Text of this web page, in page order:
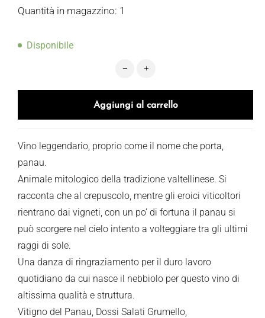
Quantità in magazzino: 1
Disponibile
RETICA PANAU 2019 quantità
Aggiungi al carrello
Vino leggendario, proprio come il nome che porta,
panau.
Animale mitologico della tradizione valtellinese. Si
racconta che al crepuscolo, mentre gli eroici viticoltori
rientrano dai vigneti, con un po’ di fortuna il panau si
può scorgere nel cielo intento a volteggiare tra gli ultimi
raggi di sole.
Una danza di ringraziamento per il duro lavoro
quotidiano da cui nasce il nebbiolo per questo vino di
altissima qualità e struttura.
Vitigno del Panau, Dossi Salati Grumello,